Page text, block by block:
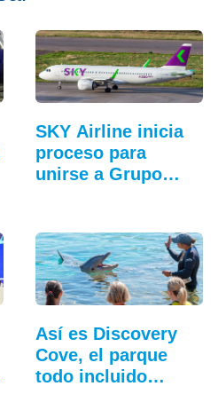
SKY Airline inicia
proceso para
unirse a Grupo
Así es Discovery
Cove, el parque
todo incluido